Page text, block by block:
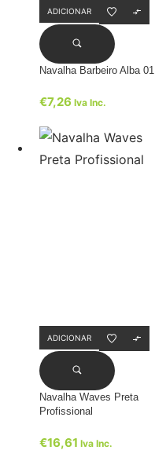
ADICIONAR
Navalha Barbeiro Alba 01
€7,26 Iva Inc.
ADICIONAR
Navalha Waves Preta
Profissional
€16,61 Iva Inc.